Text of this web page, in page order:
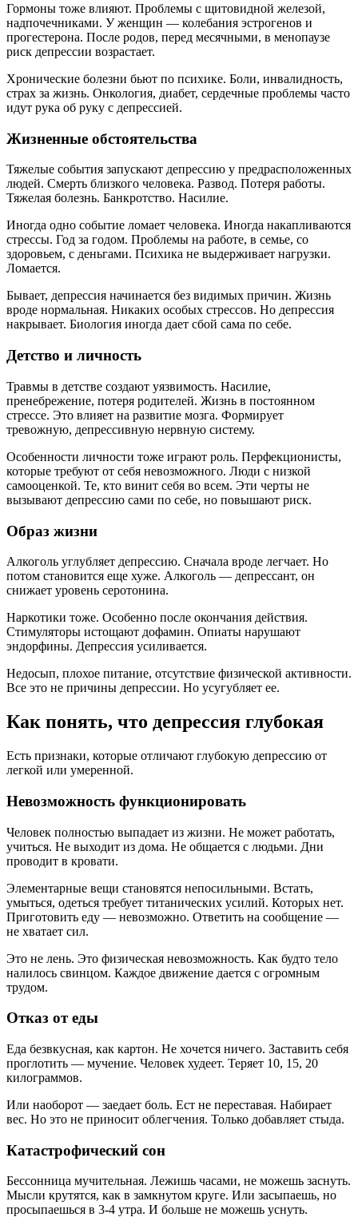
Гормоны тоже влияют. Проблемы с щитовидной железой,
надпочечниками. У женщин — колебания эстрогенов и
прогестерона. После родов, перед месячными, в менопаузе
риск депрессии возрастает.
Хронические болезни бьют по психике. Боли, инвалидность,
страх за жизнь. Онкология, диабет, сердечные проблемы часто
идут рука об руку с депрессией.
Жизненные обстоятельства
Тяжелые события запускают депрессию у предрасположенных
людей. Смерть близкого человека. Развод. Потеря работы.
Тяжелая болезнь. Банкротство. Насилие.
Иногда одно событие ломает человека. Иногда накапливаются
стрессы. Год за годом. Проблемы на работе, в семье, со
здоровьем, с деньгами. Психика не выдерживает нагрузки.
Ломается.
Бывает, депрессия начинается без видимых причин. Жизнь
вроде нормальная. Никаких особых стрессов. Но депрессия
накрывает. Биология иногда дает сбой сама по себе.
Детство и личность
Травмы в детстве создают уязвимость. Насилие,
пренебрежение, потеря родителей. Жизнь в постоянном
стрессе. Это влияет на развитие мозга. Формирует
тревожную, депрессивную нервную систему.
Особенности личности тоже играют роль. Перфекционисты,
которые требуют от себя невозможного. Люди с низкой
самооценкой. Те, кто винит себя во всем. Эти черты не
вызывают депрессию сами по себе, но повышают риск.
Образ жизни
Алкоголь углубляет депрессию. Сначала вроде легчает. Но
потом становится еще хуже. Алкоголь — депрессант, он
снижает уровень серотонина.
Наркотики тоже. Особенно после окончания действия.
Стимуляторы истощают дофамин. Опиаты нарушают
эндорфины. Депрессия усиливается.
Недосып, плохое питание, отсутствие физической активности.
Все это не причины депрессии. Но усугубляет ее.
Как понять, что депрессия глубокая
Есть признаки, которые отличают глубокую депрессию от
легкой или умеренной.
Невозможность функционировать
Человек полностью выпадает из жизни. Не может работать,
учиться. Не выходит из дома. Не общается с людьми. Дни
проводит в кровати.
Элементарные вещи становятся непосильными. Встать,
умыться, одеться требует титанических усилий. Которых нет.
Приготовить еду — невозможно. Ответить на сообщение —
не хватает сил.
Это не лень. Это физическая невозможность. Как будто тело
налилось свинцом. Каждое движение дается с огромным
трудом.
Отказ от еды
Еда безвкусная, как картон. Не хочется ничего. Заставить себя
проглотить — мучение. Человек худеет. Теряет 10, 15, 20
килограммов.
Или наоборот — заедает боль. Ест не переставая. Набирает
вес. Но это не приносит облегчения. Только добавляет стыда.
Катастрофический сон
Бессонница мучительная. Лежишь часами, не можешь заснуть.
Мысли крутятся, как в замкнутом круге. Или засыпаешь, но
просыпаешься в 3-4 утра. И больше не можешь уснуть.